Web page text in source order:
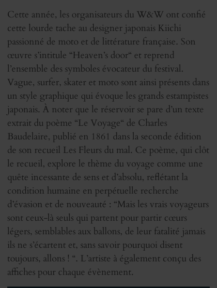
Cette année, les organisateurs du W&W ont confié
cette lourde tache au designer japonais Kiichi
passionné de moto et de littérature française. Son
œuvre s’intitule “Heaven’s door“ et reprend
l’ensemble des symboles évocateur du festival.
Vague, surfer, skater et moto sont ainsi présents dans
un style graphique qui évoque les grands estampistes
japonais. À noter que le réservoir se pare d’un texte
extrait du poème “Le Voyage“ de Charles
Baudelaire, publié en 1861 dans la seconde édition
de son recueil Les Fleurs du mal. Ce poème, qui clôt
le recueil, explore le thème du voyage comme une
quête incessante de sens et d’absolu, reflétant la
condition humaine en perpétuelle recherche
d’évasion et de nouveauté : “Mais les vrais voyageurs
sont ceux-là seuls qui partent pour partir cœurs
légers, semblables aux ballons, de leur fatalité jamais
ils ne s’écartent et, sans savoir pourquoi disent
toujours, allons ! “. L’artiste à également conçu des
affiches pour chaque évènement.